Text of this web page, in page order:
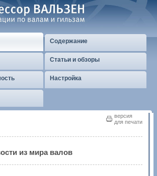
Содержание
Статьи и обзоры
Настройка
версия
для печати
из мира валов